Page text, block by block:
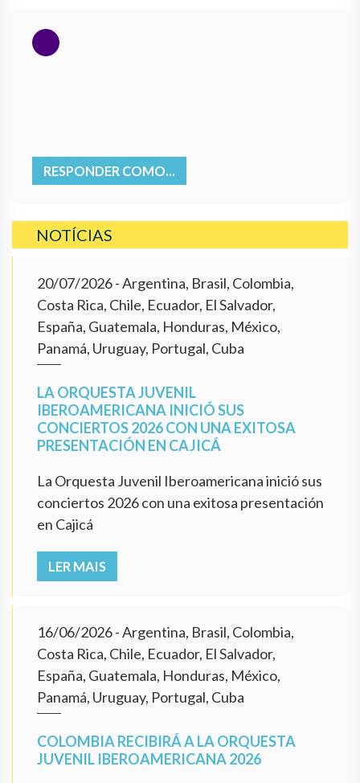
RESPONDER COMO...
NOTÍCIAS
20/07/2026- Argentina, Brasil, Colombia,
Costa Rica, Chile, Ecuador, El Salvador,
España, Guatemala, Honduras, México,
Panamá, Uruguay, Portugal, Cuba
LA ORQUESTA JUVENIL
IBEROAMERICANA INICIÓ SUS
CONCIERTOS 2026 CON UNA EXITOSA
PRESENTACIÓN EN CAJICÁ
La Orquesta Juvenil Iberoamericana inició sus
conciertos 2026 con una exitosa presentación
en Cajicá
LER MAIS
16/06/2026- Argentina, Brasil, Colombia,
Costa Rica, Chile, Ecuador, El Salvador,
España, Guatemala, Honduras, México,
Panamá, Uruguay, Portugal, Cuba
COLOMBIA RECIBIRÁ A LA ORQUESTA
JUVENIL IBEROAMERICANA 2026